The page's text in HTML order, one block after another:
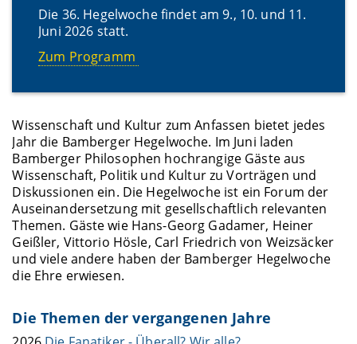
Die 36. Hegelwoche findet am 9., 10. und 11.
Juni 2026 statt.
Zum Programm
Wissenschaft und Kultur zum Anfassen bietet jedes
Jahr die Bamberger Hegelwoche. Im Juni laden
Bamberger Philosophen hochrangige Gäste aus
Wissenschaft, Politik und Kultur zu Vorträgen und
Diskussionen ein. Die Hegelwoche ist ein Forum der
Auseinandersetzung mit gesellschaftlich relevanten
Themen. Gäste wie Hans-Georg Gadamer, Heiner
Geißler, Vittorio Hösle, Carl Friedrich von Weizsäcker
und viele andere haben der Bamberger Hegelwoche
die Ehre erwiesen.
Die Themen der vergangenen Jahre